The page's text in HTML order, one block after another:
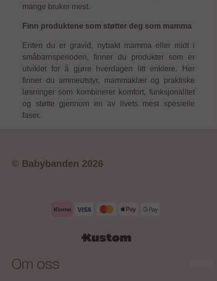
mange bruker mest.
Finn produktene som støtter deg som mamma
Enten du er gravid, nybakt mamma eller midt i
småbarnsperioden, finner du produkter som er
utviklet for å gjøre hverdagen litt enklere. Her
finner du ammeutstyr, mammaklær og praktiske
løsninger som kombinerer komfort, funksjonalitet
og støtte gjennom en av livets mest spesielle
faser.
© Babybanden 2026
Om oss